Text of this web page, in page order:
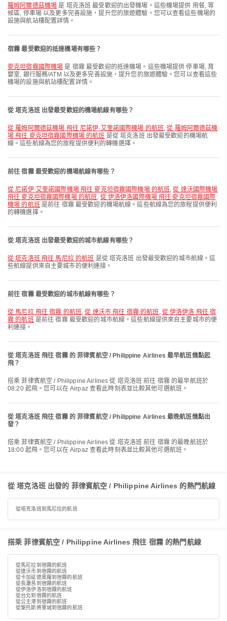
羅姆阿爾德茲機場 是 塔克洛班 最受歡迎的出發機場。這些機場提供 用餐, 等
候區, 停車場 以及更多完善設施，提升您的旅遊體驗。您可以查看這些機場的
設施與航站樓配置詳情。
宿霧 最受歡迎的抵達機場有哪些？
麥克坦宿霧國際機場 是 宿霧 最受歡迎的抵達機場。這些機場提供 停車場, 育
嬰室, 銀行服務/ATM 以及更多完善設施，提升您的旅遊體驗。您可以查看這些
機場的設施與航站樓配置詳情。
從 塔克洛班 出發最受歡迎的機場航線有哪些？
從 羅姆阿爾德茲機場 飛往 尼諾伊·艾奎諾國際機場 的航班,從 羅姆阿爾德茲機
場 飛往 麥克坦宿霧國際機場 的航班 是從 塔克洛班 出發最受歡迎的機場航
線。這些航線為您的旅程提供便利的轉機選擇。
前往 宿霧 最受歡迎的機場航線有哪些？
從 尼諾伊·艾奎諾國際機場 飛往 麥克坦宿霧國際機場 的航班,從 達沃國際機場
飛往 麥克坦宿霧國際機場 的航班, 從 伊洛伊洛國際機場 飛往 麥克坦宿霧國際
機場 的航班 是前往 宿霧 最受歡迎的機場航線。這些航線為您的旅程提供便利
的轉機選擇。
從 塔克洛班 出發最受歡迎的城市航線有哪些？
從 塔克洛班 飛往 馬尼拉 的航班 是從 塔克洛班 出發最受歡迎的城市航線。這
些航線提供來自主要城市的便利連接。
前往 宿霧 最受歡迎的城市航線有哪些？
從 馬尼拉 飛往 宿霧 的航班,從 達沃市 飛往 宿霧 的航班 , 從 伊洛伊洛 飛往 宿
霧 的航班 是前往 宿霧 最受歡迎的城市航線。這些航線提供來自主要城市的便
利連接。
從 塔克洛班 飛往 宿霧 的 菲律賓航空 / Philippine Airlines 最早航班幾點起
飛？
搭乘 菲律賓航空 / Philippine Airlines 從 塔克洛班 前往 宿霧 的最早航班於
08:20 起飛。您可以在 Airpaz 查看此時刻表並比較其他可選航班。
從 塔克洛班 飛往 宿霧 的 菲律賓航空 / Philippine Airlines 最晚航班幾點出
發？
搭乘 菲律賓航空 / Philippine Airlines 從 塔克洛班 前往 宿霧 的最晚航班於
18:00 起飛。您可以在 Airpaz 查看此時刻表並比較其他可選航班。
從 塔克洛班 出發的 菲律賓航空 / Philippine Airlines 的熱門航線
從塔克洛班到馬尼拉的航班
搭乘 菲律賓航空 / Philippine Airlines 飛往 宿霧 的熱門航線
從馬尼拉到宿霧的航班
從達沃市到宿霧的航班
從卡加延德奧羅到宿霧的航班
從長灘島到宿霧的航班
從伊洛伊洛到宿霧的航班
從台北到宿霧的航班
從公主港到宿霧的航班
從聖托斯將軍城到宿霧的航班